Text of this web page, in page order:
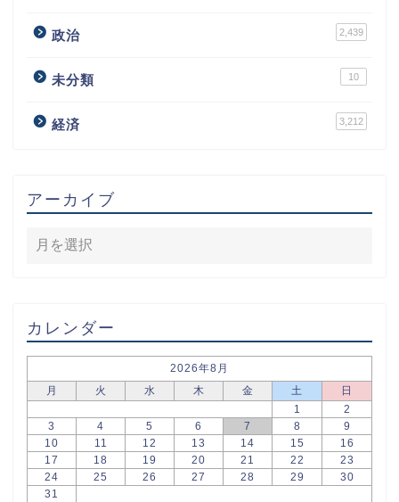
政治 2,439
未分類 10
経済 3,212
アーカイブ
カレンダー
2026年8月
月
火 水 木 金 土
日
1
2
3
4 5 6 7 8
9
10
11 12 13 14 15
16
17
18 19 20 21 22
23
24
25 26 27 28 29
30
31